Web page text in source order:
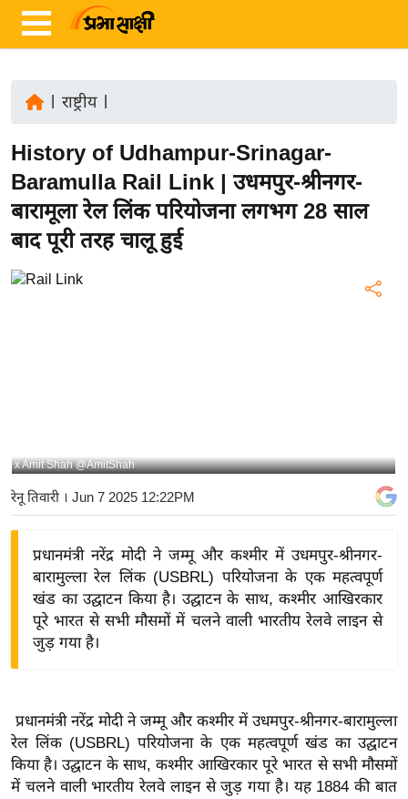
ज़ा
ख
र
ष्ट्री
बि
ने
द्यो
शे
ष
ज्ञ
राष्ट्रीय|
History of Udhampur-Srinagar-
Baramulla Rail Link | उधमपुर-श्रीनगर-
बारामूला रेल लिंक परियोजना लगभग 28 साल
बाद पूरी तरह चालू हुई
x Amit Shah @AmitShah
रेनू तिवारी । Jun 7 2025 12:22PM
प्रधानमंत्री नरेंद्र मोदी ने जम्मू और कश्मीर में उधमपुर-श्रीनगर-
बारामुल्ला रेल लिंक (USBRL) परियोजना के एक महत्वपूर्ण
खंड का उद्घाटन किया है। उद्घाटन के साथ, कश्मीर आखिरकार
पूरे भारत से सभी मौसमों में चलने वाली भारतीय रेलवे लाइन से
जुड़ गया है।
प्रधानमंत्री नरेंद्र मोदी ने जम्मू और कश्मीर में उधमपुर-श्रीनगर-बारामुल्ला
रेल लिंक (USBRL) परियोजना के एक महत्वपूर्ण खंड का उद्घाटन
किया है। उद्घाटन के साथ, कश्मीर आखिरकार पूरे भारत से सभी मौसमों
में चलने वाली भारतीय रेलवे लाइन से जुड़ गया है। यह 1884 की बात